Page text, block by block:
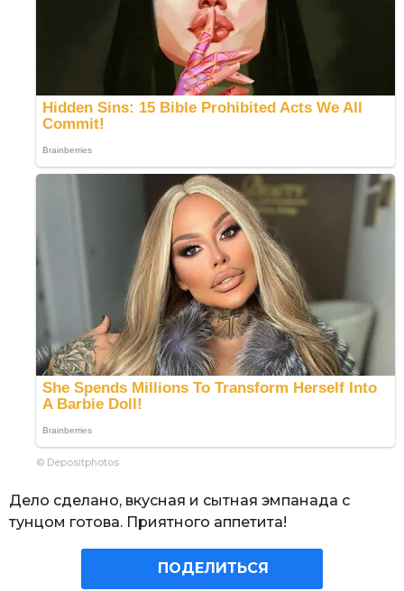
© Depositphotos
Дело сделано, вкусная и сытная эмпанада с
тунцом готова. Приятного аппетита!
ПОДЕЛИТЬСЯ